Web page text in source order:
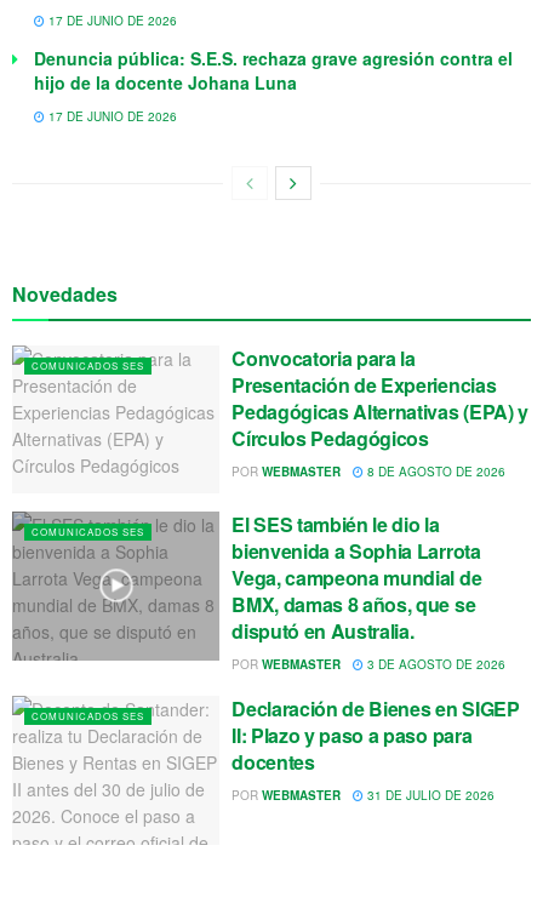
17 DE JUNIO DE 2026
Denuncia pública: S.E.S. rechaza grave agresión contra el
hijo de la docente Johana Luna
17 DE JUNIO DE 2026
Novedades
COMUNICADOS SES
Convocatoria para la
Presentación de Experiencias
Pedagógicas Alternativas (EPA) y
Círculos Pedagógicos
POR WEBMASTER 8 DE AGOSTO DE 2026
COMUNICADOS SES
El SES también le dio la
bienvenida a Sophia Larrota
Vega, campeona mundial de
BMX, damas 8 años, que se
disputó en Australia.
POR WEBMASTER 3 DE AGOSTO DE 2026
COMUNICADOS SES
Declaración de Bienes en SIGEP
II: Plazo y paso a paso para
docentes
POR WEBMASTER 31 DE JULIO DE 2026